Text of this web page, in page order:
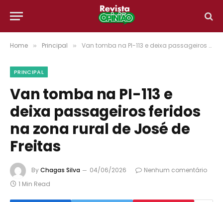
Home » Principal » Van tomba na PI-113 e deixa passageiros feridos na zona rural de José de Freitas
PRINCIPAL
Van tomba na PI-113 e
deixa passageiros feridos
na zona rural de José de
Freitas
ByChagas Silva 04/06/2026
Nenhum comentário
1 Min Read